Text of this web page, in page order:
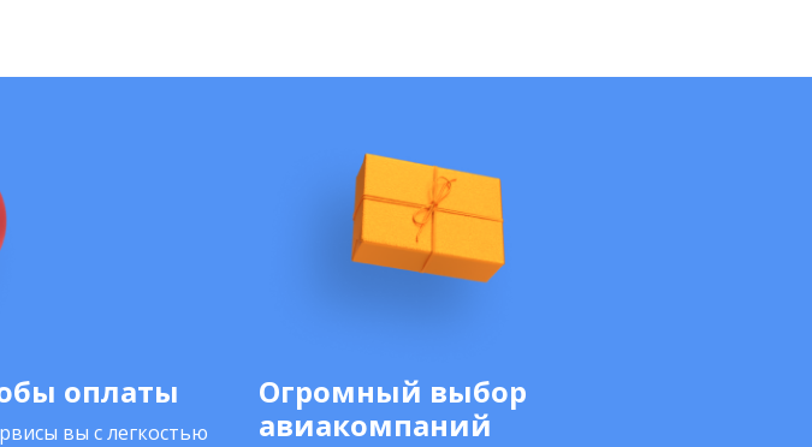
оплаты
вы с легкостью
Огромный выбор
авиакомпаний